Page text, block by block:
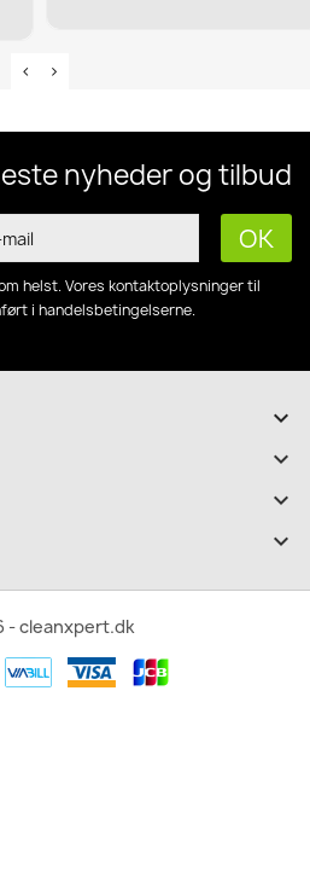
nyheder og tilbud
helst. Vores kontaktoplysninger til
i handelsbetingelserne.
keyboard_arrow_down



- cleanxpert.dk